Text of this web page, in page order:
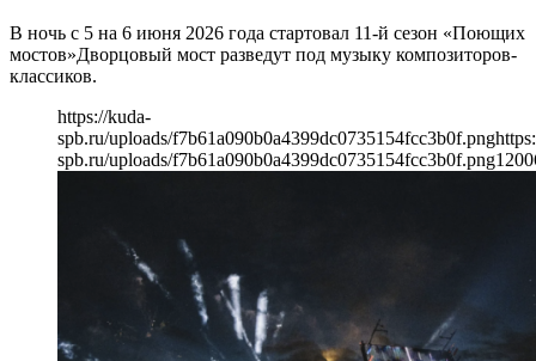
В ночь с 5 на 6 июня 2026 года стартовал 11-й сезон «Поющих
мостов»Дворцовый мост разведут под музыку композиторов-
классиков.
https://kuda-
spb.ru/uploads/f7b61a090b0a4399dc0735154fcc3b0f.png
spb.ru/uploads/f7b61a090b0a4399dc0735154fcc3b0f.png1200